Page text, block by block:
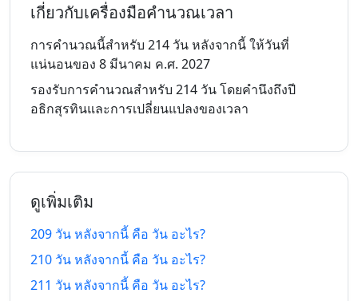
ที่แล้ว
หลังจากนี้
203 วัน
ที่แล้ว
15/1/26
203 วัน
หลังจากนี้
25/2/27
204 วัน
ที่แล้ว
14/1/26
204 วัน
หลังจากนี้
205 วัน
ที่แล้ว
205 วัน
หลังจากนี้
206 วัน
ที่แล้ว
หลังจากนี้
207 วัน
ที่แล้ว
11/1/26
207 วัน
หลังจากนี้
เกี่ยวกับเครื่องมือคำนวณเวลา
การคำนวณนี้สำหรับ 214 วัน หลังจากนี้ ให้วันที่
แน่นอนของ 8 มีนาคม ค.ศ. 2027
รองรับการคำนวณสำหรับ 214 วัน โดยคำนึงถึงปี
อธิกสุรทินและการเปลี่ยนแปลงของเวลา
ดูเพิ่มเติม
209 วัน หลังจากนี้ คือ วัน อะไร?
210 วัน หลังจากนี้ คือ วัน อะไร?
211 วัน หลังจากนี้ คือ วัน อะไร?